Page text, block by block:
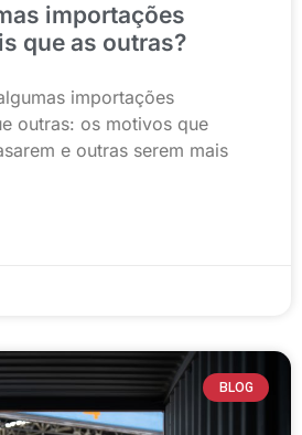
importações
que as outras?
importações
outras: os motivos que
e outras serem mais
BLOG